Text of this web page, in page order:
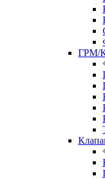
ГРМ/